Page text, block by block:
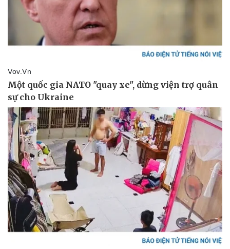
Thể thao
Bóng đá
Lịch thi đấu bóng đá
Thế giới thể thao
eSports
Hậu trường
Ô tô - Xe máy
Ô tô
Xe máy
Tư vấn